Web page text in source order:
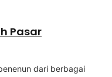
Pasar
dari berbagai